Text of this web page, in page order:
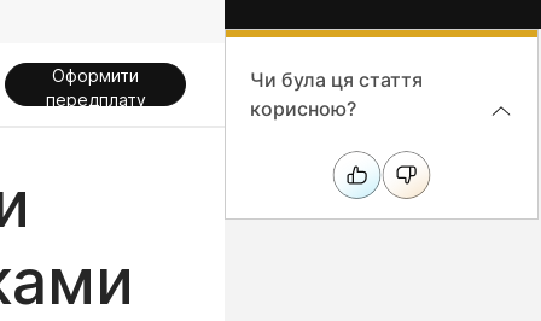
Оформити
передплату
Чи була ця стаття
корисною?